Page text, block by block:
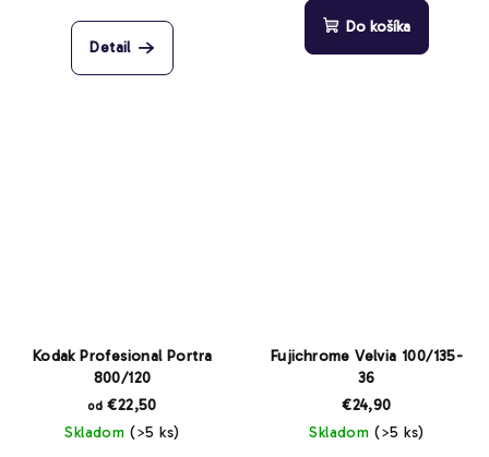
Detail
Do košíka
Kodak Profesional Portra
800/120
od €22,50
Skladom (>5 ks)
Fujichrome Velvia 100/135-
36
€24,90
Skladom (>5 ks)